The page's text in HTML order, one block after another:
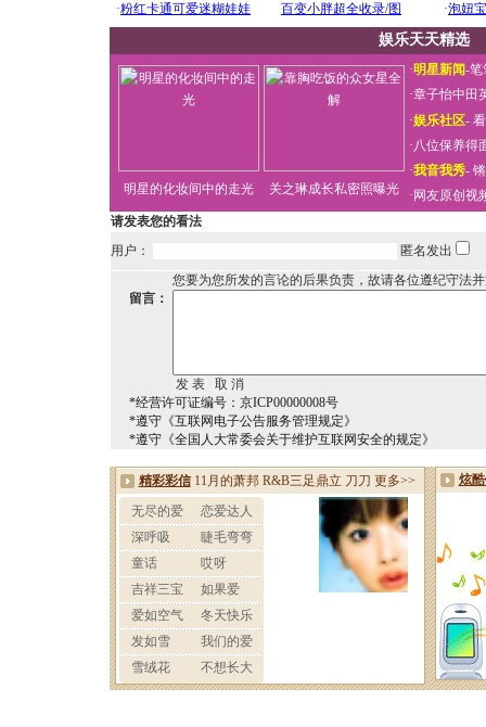
娱乐天天精选
明星的化妆间中的走光 关之琳成长私密照曝光
·明星新闻-笔
·章子怡中田
·娱乐社区-看
·八位保养得
·我音我秀-
· 网友原创视
请发表您的看法
用户：
匿名发出
您要为您所发的言论的后果负责，故请各位遵纪守法
留言：
*经营许可证编号：京ICP00000008号
*遵守《互联网电子公告服务管理规定》
*遵守《全国人大常委会关于维护互联网安全的规定》